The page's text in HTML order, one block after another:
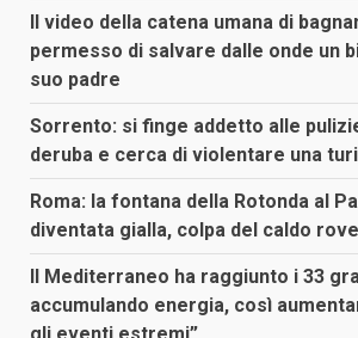
Il video della catena umana di
permesso di salvare dalle onde un
suo padre
Sorrento: si finge addetto alle
deruba e cerca di violentare una
Roma: la fontana della Rotonda al
diventata gialla, colpa del caldo
Il Mediterraneo ha raggiunto i 33
accumulando energia, così
gli eventi estremi”